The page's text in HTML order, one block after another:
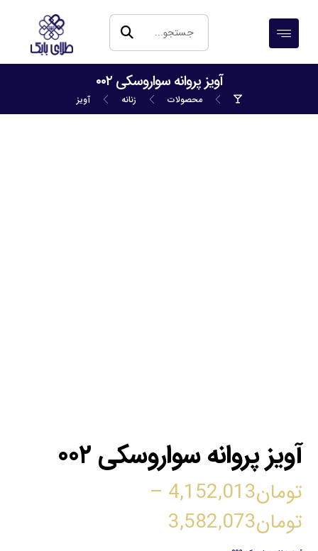
آویز پروانه سواروسکی ۰۰۲
محصولات زنانه آویز
آویز پروانه سواروسکی ۰۰۲
تومان4,152,013
–
تومان3,582,073